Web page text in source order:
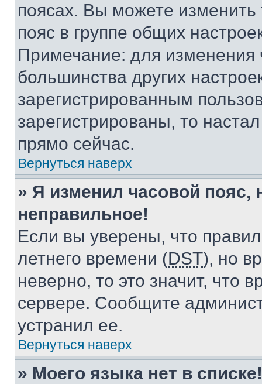
поясах. Вы можете изменить
пояс в группе общих
Примечание: для изменения
большинства других
зарегистрированным
зарегистрированы, то
прямо сейчас.
Вернуться наверх
» Я изменил часовой пояс,
неправильное!
Если вы уверены, что
летнего времени (DST), но
неверно, то это значит, что
сервере. Сообщите
устранил ее.
Вернуться наверх
» Моего языка нет в списке!